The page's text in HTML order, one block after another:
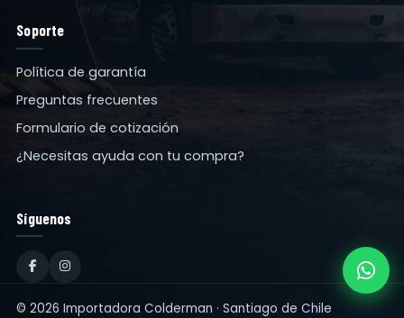
Soporte
Política de garantía
Preguntas frecuentes
Formulario de cotización
¿Necesitas ayuda con tu compra?
Síguenos
© 2026 Importadora Colderman · Santiago de Chile